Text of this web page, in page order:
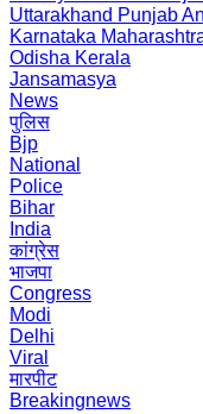
Uttarakhand Punjab
Karnataka
Odisha Kerala
Jansamasya
News
पुलिस
Bjp
National
Police
Bihar
India
कांग्रेस
भाजपा
Congress
Modi
Delhi
Viral
मारपीट
Breakingnews